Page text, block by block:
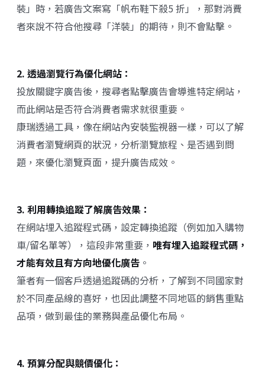
裝」時，若廣告文案寫「帆布鞋下殺5 折」，那對消費
者來說不符合他搜尋「洋裝」的期待，則不會點擊。
2. 透過瀏覽行為優化網站：
投放關鍵字廣告後，搜尋者點擊廣告會導進特定網站，
而此網站是否符合消費者需求就很重要。
康瑞透過工具，像在網站內安裝監視器一樣，可以了解
消費者瀏覽網頁的狀況，分析瀏覽旅程、是否遇到問
題，來優化瀏覽頁面，提升廣告成效。
3. 利用轉換追蹤了解廣告效果：
在網站埋入追蹤程式碼，設定轉換追蹤（例如加入購物
車/留名單等），這段非常重要， 唯有埋入追蹤程式碼，
才能有效且有方向地優化廣告 。
筆者有一個客戶透過追蹤碼的分析，了解到不同國家對
於不同產品線的喜好，也因此調整不同地區的銷售重點
品項，做到最佳的業務與產品優化布局。
4. 預算分配與競價優化：